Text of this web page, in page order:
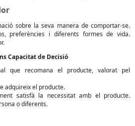
sobre la seva manera de comportar-se.
preferències i diferents formes de vida.
Capacitat de Decisió
que recomana el producte, valorat pel
adquireix el producte.
satisfà la necessitat amb el producte.
o diferents.